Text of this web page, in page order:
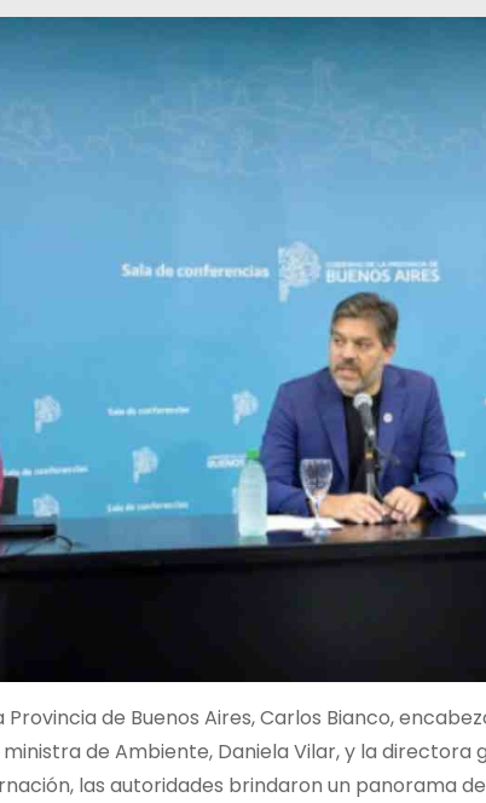
de Buenos Aires, Carlos Bianco,
de Ambiente, Daniela Vilar, y la directora
las autoridades brindaron un panorama